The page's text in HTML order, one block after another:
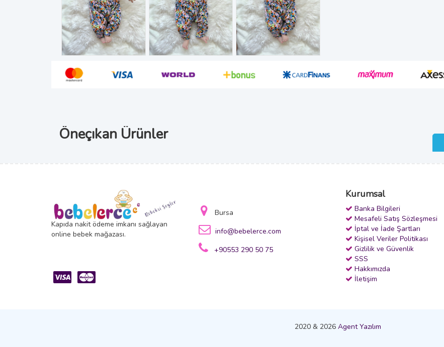
Öneçıkan Ürünler
Kapıda nakit ödeme imkanı sağlayan
online bebek mağazası.
Bursa
info@bebelerce.com
+90553 290 50 75
Kurumsal
Banka Bilgileri
Mesafeli Satış Sözleşmesi
İptal ve İade Şartları
Kişisel Veriler Politikası
Gizlilik ve Güvenlik
SSS
Hakkımızda
İletişim
2020 & 2026 Agent Yazılım